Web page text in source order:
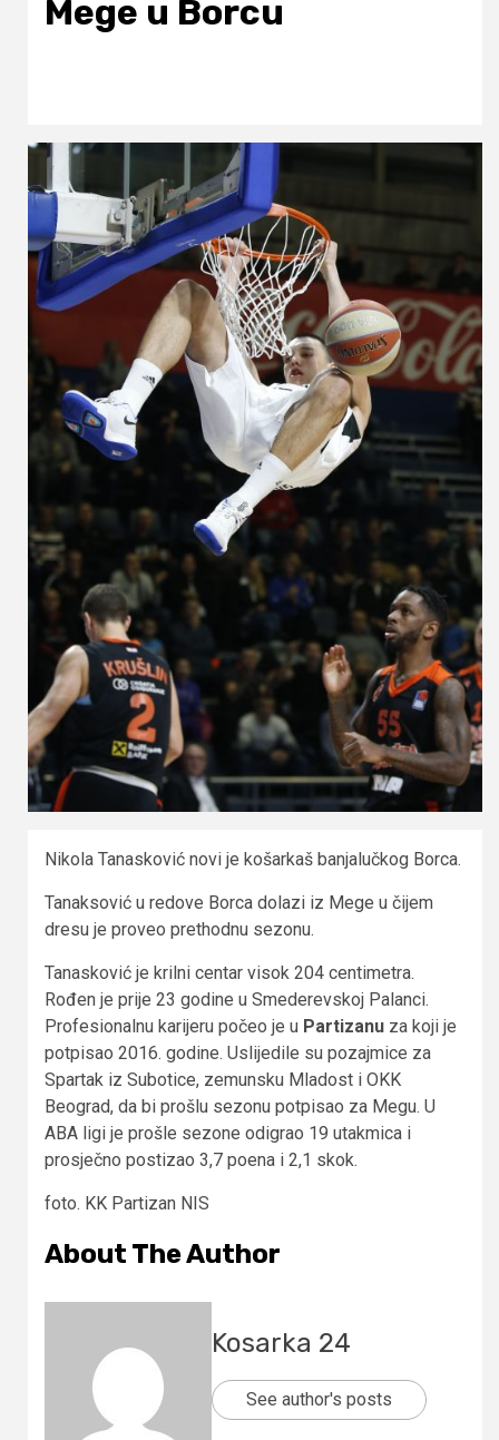
Mege u Borcu
Nikola Tanasković novi je košarkaš banjalučkog Borca.
Tanaksović u redove Borca dolazi iz Mege u čijem
dresu je proveo prethodnu sezonu.
Tanasković je krilni centar visok 204 centimetra.
Rođen je prije 23 godine u Smederevskoj Palanci.
Profesionalnu karijeru počeo je u Partizanu za koji je
potpisao 2016. godine. Uslijedile su pozajmice za
Spartak iz Subotice, zemunsku Mladost i OKK
Beograd, da bi prošlu sezonu potpisao za Megu. U
ABA ligi je prošle sezone odigrao 19 utakmica i
prosječno postizao 3,7 poena i 2,1 skok.
foto. KK Partizan NIS
About The Author
Kosarka 24
See author's posts